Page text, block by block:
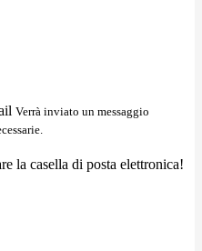
Verrà inviato un messaggio
la casella di posta elettronica!